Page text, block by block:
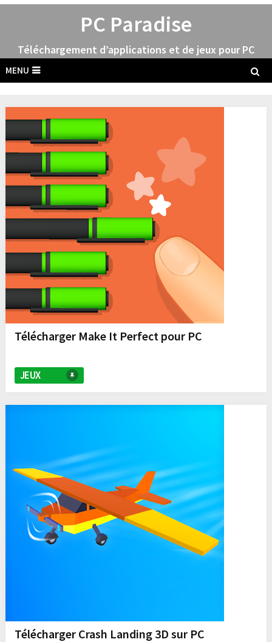
PC Paradise
Téléchargement d’applications et de jeux pour PC
MENU
Télécharger Make It Perfect pour PC
JEUX
Télécharger Crash Landing 3D sur PC